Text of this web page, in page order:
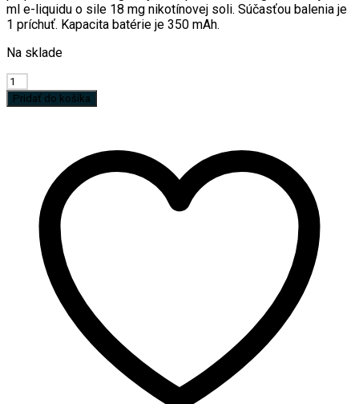
ml e-liquidu o sile 18 mg nikotínovej soli. Súčasťou balenia je
1 príchuť. Kapacita batérie je 350 mAh.
Na sklade
množstvo
E
CIGARETA
PODU
Pridať do košíka